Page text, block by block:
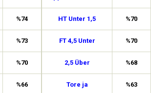
%74
%73
%70
%66
HT Unter 1,5 %70
FT 4,5 Unter %70
2,5 Über %68
Tore ja %63